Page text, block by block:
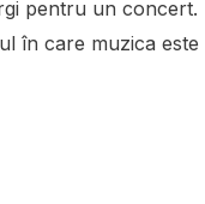
pentru un concert.
în care muzica este